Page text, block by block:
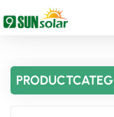
Ontvang een